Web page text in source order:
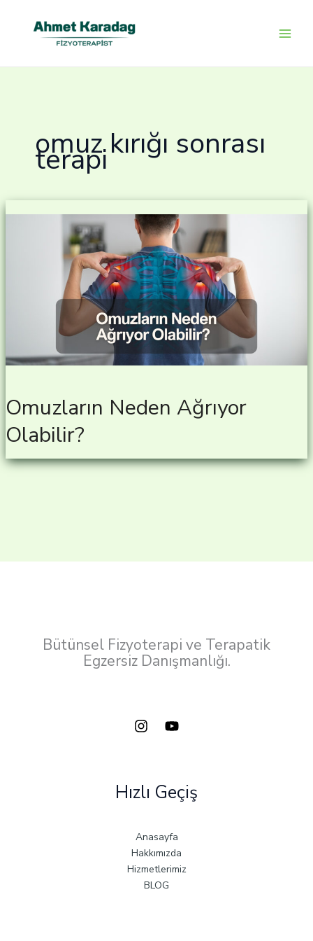
omuz kırığı sonrası
terapi
Omuzların Neden Ağrıyor
Olabilir?
Bütünsel Fizyoterapi ve Terapatik
Egzersiz Danışmanlığı.
Hızlı Geçiş
Anasayfa
Hakkımızda
Hizmetlerimiz
BLOG